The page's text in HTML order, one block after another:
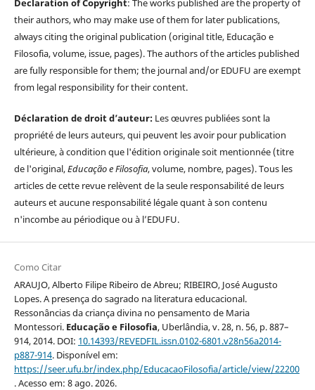
Declaration of Copyright: The works published are the property of
their authors, who may make use of them for later publications,
always citing the original publication (original title, Educação e
Filosofia, volume, issue, pages). The authors of the articles published
are fully responsible for them; the journal and/or EDUFU are exempt
from legal responsibility for their content.
Déclaration de droit d’auteur: Les œuvres publiées sont la
propriété de leurs auteurs, qui peuvent les avoir pour publication
ultérieure, à condition que l'édition originale soit mentionnée (titre
de l'original,Educação e Filosofia, volume, nombre, pages). Tous les
articles de cette revue relèvent de la seule responsabilité de leurs
auteurs et aucune responsabilité légale quant à son contenu
n'incombe au périodique ou à l’EDUFU.
Como Citar
ARAUJO, Alberto Filipe Ribeiro de Abreu; RIBEIRO, José Augusto
Lopes. A presença do sagrado na literatura educacional.
Ressonâncias da criança divina no pensamento de Maria
Montessori. Educação e Filosofia, Uberlândia, v. 28, n. 56, p. 887–
914, 2014. DOI: 10.14393/REVEDFIL.issn.0102-6801.v28n56a2014-
p887-914. Disponível em:
https://seer.ufu.br/index.php/EducacaoFilosofia/article/view/22200
. Acesso em: 8 ago. 2026.